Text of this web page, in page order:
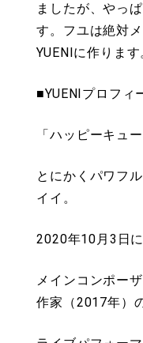
ましたが、やっ
す。フユは絶対
YUENIに作りま
■YUENIプロフィ
「ハッピーキュ
とにかくパワフ
イイ。
2020年10月3日に
メインコンポー
作家（2017年）